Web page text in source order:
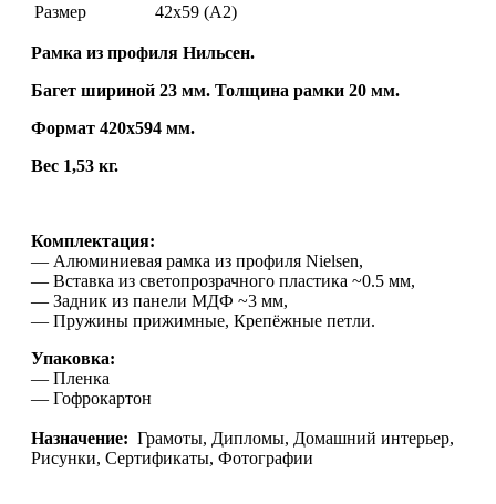
Размер
42х59 (А2)
Рамка из профиля Нильсен.
Багет шириной 23 мм. Толщина рамки 20 мм.
Формат 420х594 мм.
Вес 1,53 кг.
Комплектация:
— Алюминиевая рамка из профиля Nielsen,
— Вставка из светопрозрачного пластика ~0.5 мм,
— Задник из панели МДФ ~3 мм,
— Пружины прижимные, Крепёжные петли.
Упаковка:
— Пленка
— Гофрокартон
Назначение: Грамоты, Дипломы, Домашний интерьер,
Рисунки, Сертификаты, Фотографии